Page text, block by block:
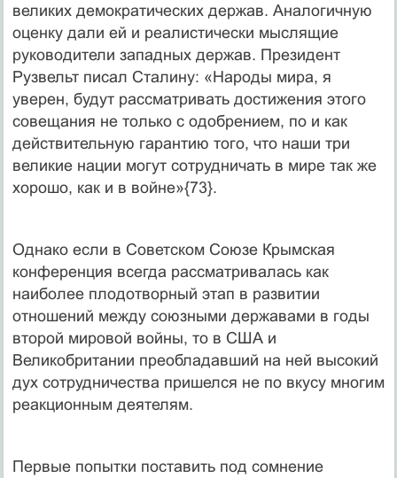
великих демократических держав. Аналогичную
оценку дали ей и реалистически мыслящие
руководители западных держав. Президент
Рузвельт писал Сталину: «Народы мира, я
уверен, будут рассматривать достижения этого
совещания не только с одобрением, по и как
действительную гарантию того, что наши три
великие нации могут сотрудничать в мире так же
хорошо, как и в войне»{73}.
Однако если в Советском Союзе Крымская
конференция всегда рассматривалась как
наиболее плодотворный этап в развитии
отношений между союзными державами в годы
второй мировой войны, то в США и
Великобритании преобладавший на ней высокий
дух сотрудничества пришелся не по вкусу многим
реакционным деятелям.
Первые попытки поставить под сомнение